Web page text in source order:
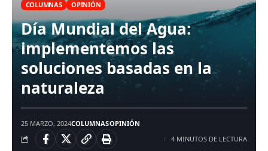
COLUMNAS OPINIÓN
Día Mundial del Agua:
implementemos las
soluciones basadas en la
naturaleza
25 MARZO, 2024COLUMNASOPINIÓN
4 MINUTOS DE LECTURA